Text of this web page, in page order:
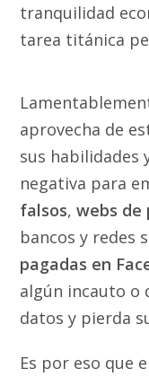
tranquilidad
tarea titánica
aprovecha de
sus habilidades
negativa para
falsos,webs de
bancos y redes
pagadas en
algún incauto o
datos y pierda
Es por eso que